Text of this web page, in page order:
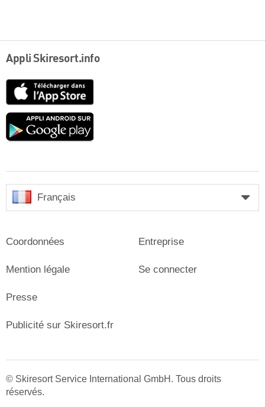
Appli Skiresort.info
Google
Français
Coordonnées
Mention légale
Presse
Entreprise
Se connecter
Publicité sur Skiresort.fr
© Skiresort Service International GmbH. Tous droits
réservés.